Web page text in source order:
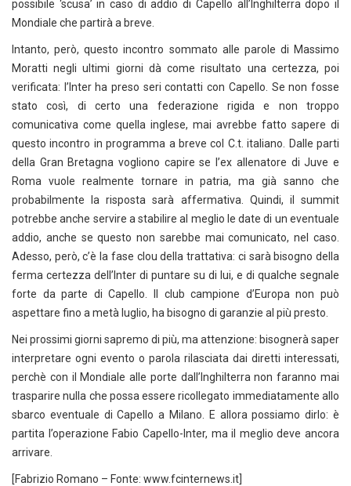
possibile ‘scusa’ in caso di addio di Capello all’Inghilterra dopo il
Mondiale che partirà a breve.
Intanto, però, questo incontro sommato alle parole di Massimo
Moratti negli ultimi giorni dà come risultato una certezza, poi
verificata: l’Inter ha preso seri contatti con Capello. Se non fosse
stato così, di certo una federazione rigida e non troppo
comunicativa come quella inglese, mai avrebbe fatto sapere di
questo incontro in programma a breve col C.t. italiano. Dalle parti
della Gran Bretagna vogliono capire se l’ex allenatore di Juve e
Roma vuole realmente tornare in patria, ma già sanno che
probabilmente la risposta sarà affermativa. Quindi, il summit
potrebbe anche servire a stabilire al meglio le date di un eventuale
addio, anche se questo non sarebbe mai comunicato, nel caso.
Adesso, però, c’è la fase clou della trattativa: ci sarà bisogno della
ferma certezza dell’Inter di puntare su di lui, e di qualche segnale
forte da parte di Capello. Il club campione d’Europa non può
aspettare fino a metà luglio, ha bisogno di garanzie al più presto.
Nei prossimi giorni sapremo di più, ma attenzione: bisognerà saper
interpretare ogni evento o parola rilasciata dai diretti interessati,
perchè con il Mondiale alle porte dall’Inghilterra non faranno mai
trasparire nulla che possa essere ricollegato immediatamente allo
sbarco eventuale di Capello a Milano. E allora possiamo dirlo: è
partita l’operazione Fabio Capello-Inter, ma il meglio deve ancora
arrivare.
[Fabrizio Romano – Fonte: www.fcinternews.it]